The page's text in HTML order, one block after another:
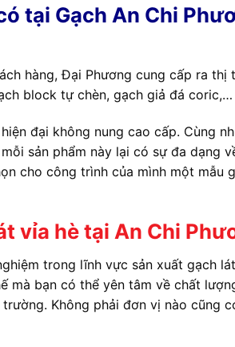
tại Gạch An Chi
hàng, Đại Phương cung cấp ra thị
block tự chèn, gạch giả đá coric,…
đại không nung cao cấp. Cùng
sản phẩm này lại có sự đa dạng
cho công trình của mình một mẫu
vỉa hè tại An Chi
trong lĩnh vực sản xuất gạch
mà bạn có thể yên tâm về chất
Không phải đơn vị nào cũng